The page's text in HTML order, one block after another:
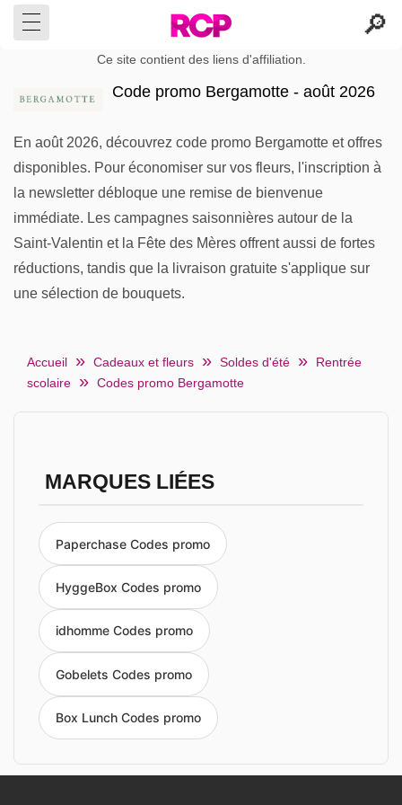
Ce site contient des liens d'affiliation.
Code promo Bergamotte - août 2026
En août 2026, découvrez code promo Bergamotte et offres
disponibles. Pour économiser sur vos fleurs, l'inscription à
la newsletter débloque une remise de bienvenue
immédiate. Les campagnes saisonnières autour de la
Saint-Valentin et la Fête des Mères offrent aussi de fortes
réductions, tandis que la livraison gratuite s'applique sur
une sélection de bouquets.
Accueil Cadeaux et fleurs Soldes d'été
Rentrée
scolaire
Codes promo Bergamotte
MARQUES LIÉES
Paperchase Codes promo
HyggeBox Codes promo
idhomme Codes promo
Gobelets Codes promo
Box Lunch Codes promo